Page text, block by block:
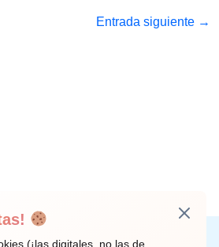
Entrada siguiente →
Correo electrónico
(¡las digitales, no las de